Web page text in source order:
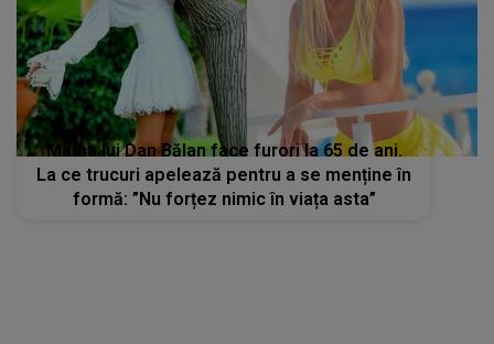
Mama lui Dan Bălan face furori la 65 de ani.
La ce trucuri apelează pentru a se menține în
formă: ”Nu forțez nimic în viața asta”